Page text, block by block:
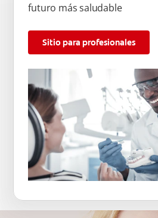
futuro más saludable
Sitio para profesionales